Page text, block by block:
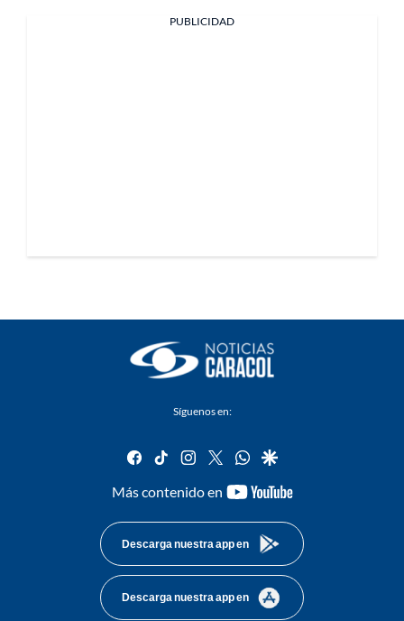
PUBLICIDAD
Síguenos en:
facebook
tiktok instagram
twitterwhatsapp
google
Más contenido en
youtube-
Descarga nuestra app en
Descarga nuestra app en